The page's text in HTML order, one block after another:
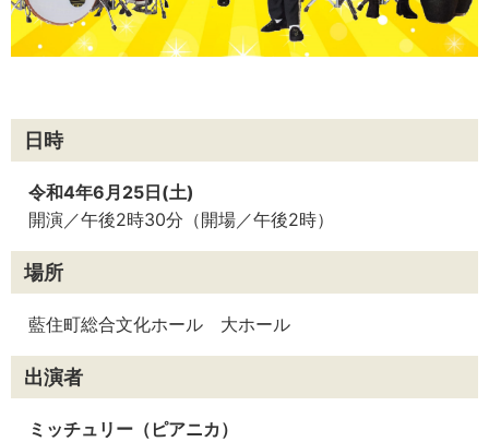
日時
令和4年6月25日(土)
開演／午後2時30分（開場／午後2時）
場所
藍住町総合文化ホール 大ホール
出演者
ミッチュリー（ピアニカ）